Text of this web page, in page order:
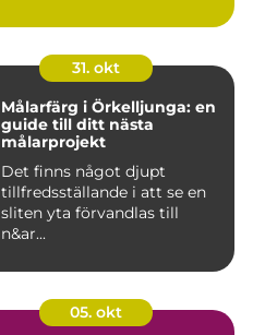
31. okt
Målarfärg i Örkelljunga: en
guide till ditt nästa
målarprojekt
Det finns något djupt
tillfredsställande i att se en
sliten yta förvandlas till
n&ar...
05. okt